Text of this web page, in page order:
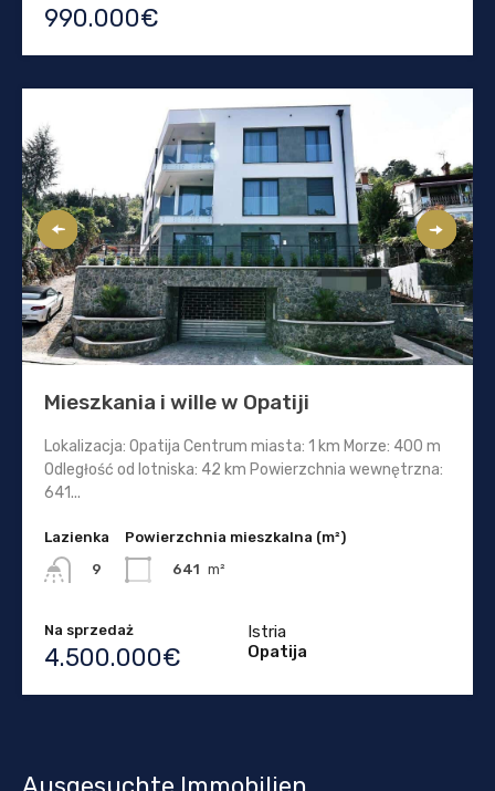
990.000€
Mieszkania i wille w Opatiji
Lokalizacja: Opatija Centrum miasta: 1 km Morze: 400 m
Odległość od lotniska: 42 km Powierzchnia wewnętrzna:
641...
Lazienka
9
Powierzchnia mieszkalna (m²)
641 m²
Na sprzedaż
4.500.000€
Istria
Opatija